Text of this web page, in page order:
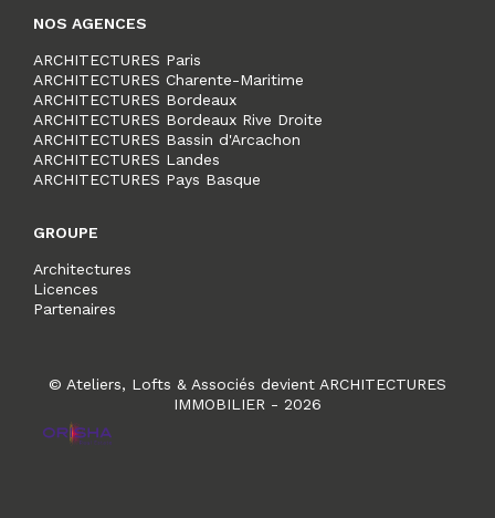
NOS AGENCES
ARCHITECTURES Paris
ARCHITECTURES Charente-Maritime
ARCHITECTURES Bordeaux
ARCHITECTURES Bordeaux Rive Droite
ARCHITECTURES Bassin d'Arcachon
ARCHITECTURES Landes
ARCHITECTURES Pays Basque
GROUPE
Architectures
Licences
Partenaires
© Ateliers, Lofts & Associés devient ARCHITECTURES
IMMOBILIER - 2026